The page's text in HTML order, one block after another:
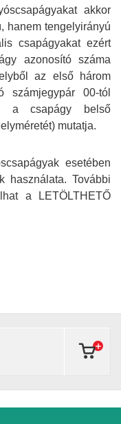
akkor
hanem tengelyirányú
csapágyakat ezért
azonosító száma
az első három
számjegypár 00-tól
a csapágy belső
mutatja.
esetében
használata. További
a LETÖLTHETŐ